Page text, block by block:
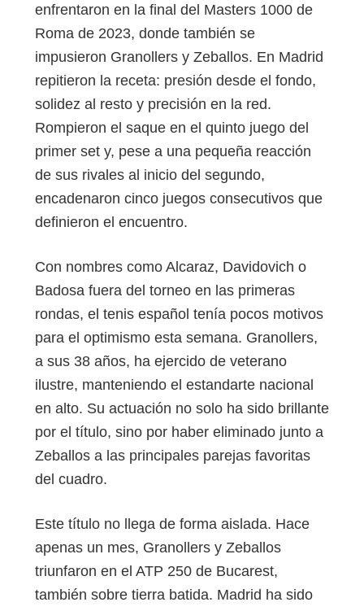
enfrentaron en la final del Masters 1000 de
Roma de 2023, donde también se
impusieron Granollers y Zeballos. En Madrid
repitieron la receta: presión desde el fondo,
solidez al resto y precisión en la red.
Rompieron el saque en el quinto juego del
primer set y, pese a una pequeña reacción
de sus rivales al inicio del segundo,
encadenaron cinco juegos consecutivos que
definieron el encuentro.
Con nombres como Alcaraz, Davidovich o
Badosa fuera del torneo en las primeras
rondas, el tenis español tenía pocos motivos
para el optimismo esta semana. Granollers,
a sus 38 años, ha ejercido de veterano
ilustre, manteniendo el estandarte nacional
en alto. Su actuación no solo ha sido brillante
por el título, sino por haber eliminado junto a
Zeballos a las principales parejas favoritas
del cuadro.
Este título no llega de forma aislada. Hace
apenas un mes, Granollers y Zeballos
triunfaron en el ATP 250 de Bucarest,
también sobre tierra batida. Madrid ha sido